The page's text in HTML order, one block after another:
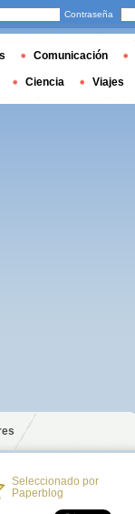
Seleccionado por
Paperblog
Contraseña
Comunicación
Ciencia Viajes